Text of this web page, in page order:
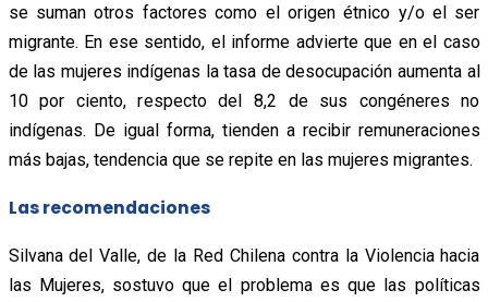
se suman otros factores como el origen étnico y/o el ser
migrante. En ese sentido, el informe advierte que en el caso
de las mujeres indígenas la tasa de desocupación aumenta al
10 por ciento, respecto del 8,2 de sus congéneres no
indígenas. De igual forma, tienden a recibir remuneraciones
más bajas, tendencia que se repite en las mujeres migrantes.
Las recomendaciones
Silvana del Valle, de la Red Chilena contra la Violencia hacia
las Mujeres, sostuvo que el problema es que las políticas